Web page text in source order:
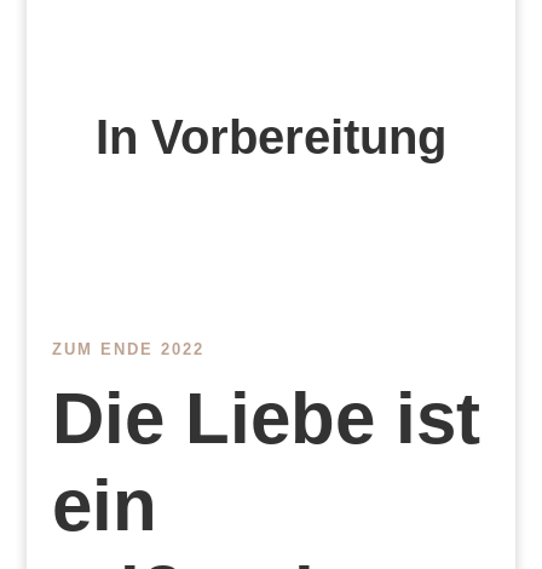
In Vorbereitung
ZUM ENDE 2022
Die Liebe ist
ein